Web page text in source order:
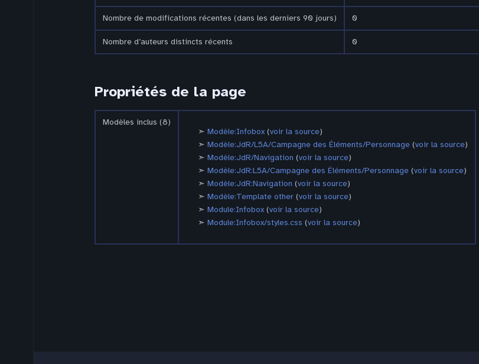
Nombre de modifications récentes (dans les derniers 90 jours) 0
Nombre d’auteurs distincts récents 0
Propriétés de la page
Modèles inclus (8)
Modèle:Infobox(voir la source)
Modèle:JdR/L5A/Campagne des Éléments/Personnage (voir la source)
Modèle:JdR/Navigation (voir la source)
Modèle:JdR:L5A/Campagne des Éléments/Personnage (voir la source)
Modèle:JdR:Navigation (voir la source)
Modèle:Template other (voir la source)
Module:Infobox(voir la source)
Module:Infobox/styles.css (voir la source)